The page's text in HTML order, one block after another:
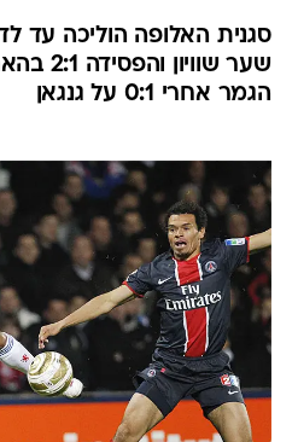
שער
הגמר אחרי 0:1 על גנגאן